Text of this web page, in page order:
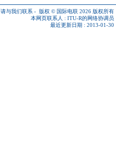
请与我们联系 - 版权 © 国际电联 2026 版权所有
本网页联系人 : ITU-R的网络协调员
最近更新日期 : 2013-01-30